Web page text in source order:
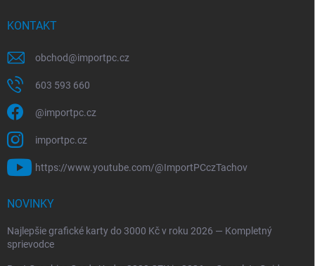
KONTAKT
obchod@importpc.cz
603 593 660
@importpc.cz
importpc.cz
https://www.youtube.com/@ImportPCczTachov
NOVINKY
Najlepšie grafické karty do 3000 Kč v roku 2026 — Kompletný
sprievodce